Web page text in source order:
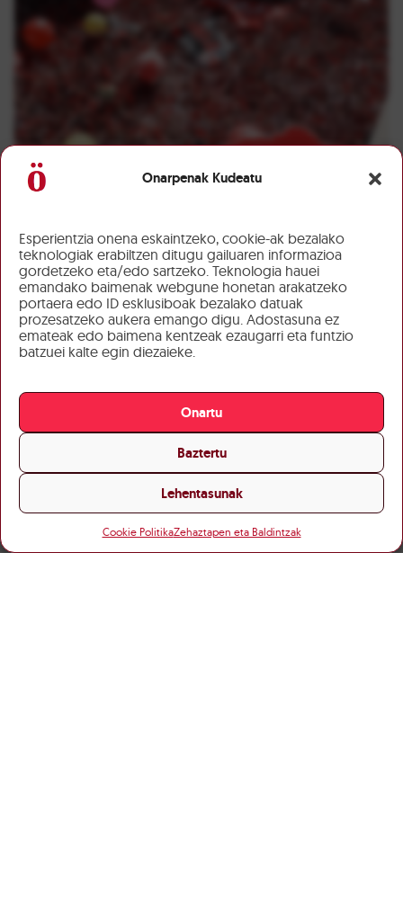
Onarpenak Kudeatu
Esperientzia onena eskaintzeko, cookie-ak bezalako
teknologiak erabiltzen ditugu gailuaren informazioa
gordetzeko eta/edo sartzeko. Teknologia hauei
emandako baimenak webgune honetan arakatzeko
portaera edo ID esklusiboak bezalako datuak
prozesatzeko aukera emango digu. Adostasuna ez
emateak edo baimena kentzeak ezaugarri eta funtzio
batzuei kalte egin diezaieke.
Onartu
Baztertu
Lehentasunak
Cookie PolitikaZehaztapen eta Baldintzak